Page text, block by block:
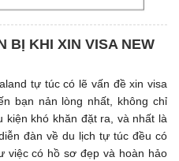
BỊ KHI XIN VISA NEW
tự túc có lẽ vấn đề xin visa
bạn nản lòng nhất, không chỉ
kiện khó khăn đặt ra, và nhất là
đàn về du lịch tự túc đều có
việc có hồ sơ đẹp và hoàn hảo